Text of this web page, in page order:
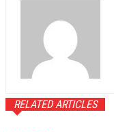
RELATED ARTICLES